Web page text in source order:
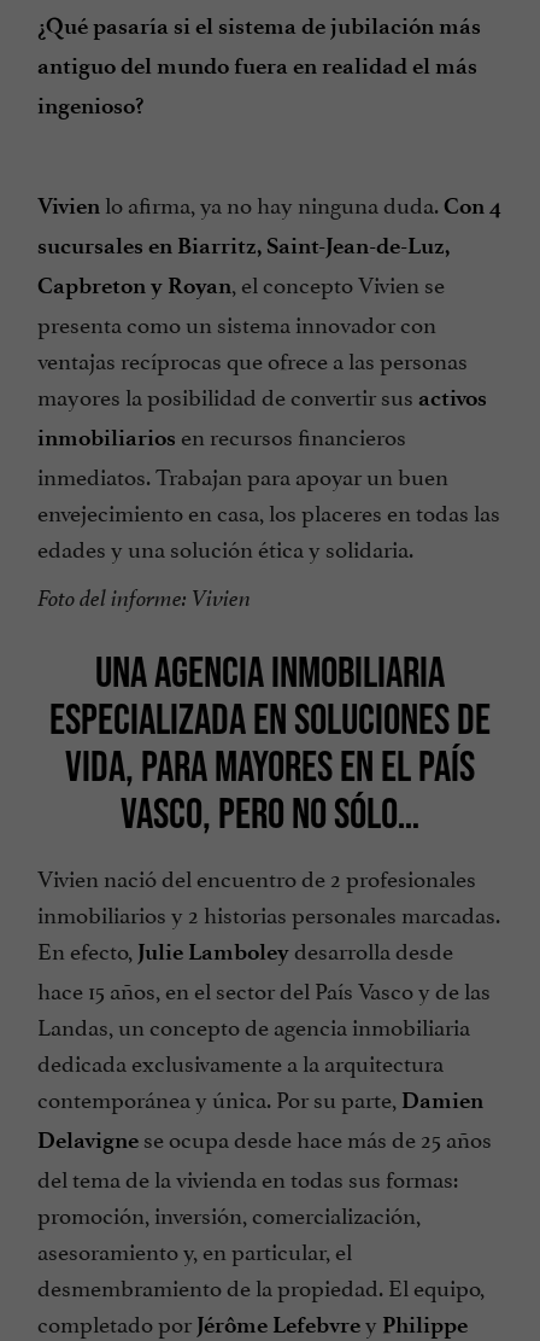
¿Qué pasaría si el sistema de jubilación más
antiguo del mundo fuera en realidad el más
ingenioso?
Vivien lo afirma, ya no hay ninguna duda.Con 4
sucursales en Biarritz, Saint-Jean-de-Luz,
Capbreton y Royan, el concepto Vivien se
presenta como un sistema innovador con
ventajas recíprocas que ofrece a las personas
mayores la posibilidad de convertir sus activos
inmobiliarios en recursos financieros
inmediatos. Trabajan para apoyar un buen
envejecimiento en casa, los placeres en todas las
edades y una solución ética y solidaria.
Foto del informe: Vivien
UNA AGENCIA INMOBILIARIA
ESPECIALIZADA EN SOLUCIONES DE
VIDA, PARA MAYORES EN EL PAÍS
VASCO, PERO NO SÓLO…
Vivien nació del encuentro de 2 profesionales
inmobiliarios y 2 historias personales marcadas.
En efecto, Julie Lamboleydesarrolla desde
hace 15 años, en el sector del País Vasco y de las
Landas, un concepto de agencia inmobiliaria
dedicada exclusivamente a la arquitectura
contemporánea y única. Por su parte, Damien
Delavigne se ocupa desde hace más de 25 años
del tema de la vivienda en todas sus formas:
promoción, inversión, comercialización,
asesoramiento y, en particular, el
desmembramiento de la propiedad. El equipo,
completado por Jérôme Lefebvrey Philippe